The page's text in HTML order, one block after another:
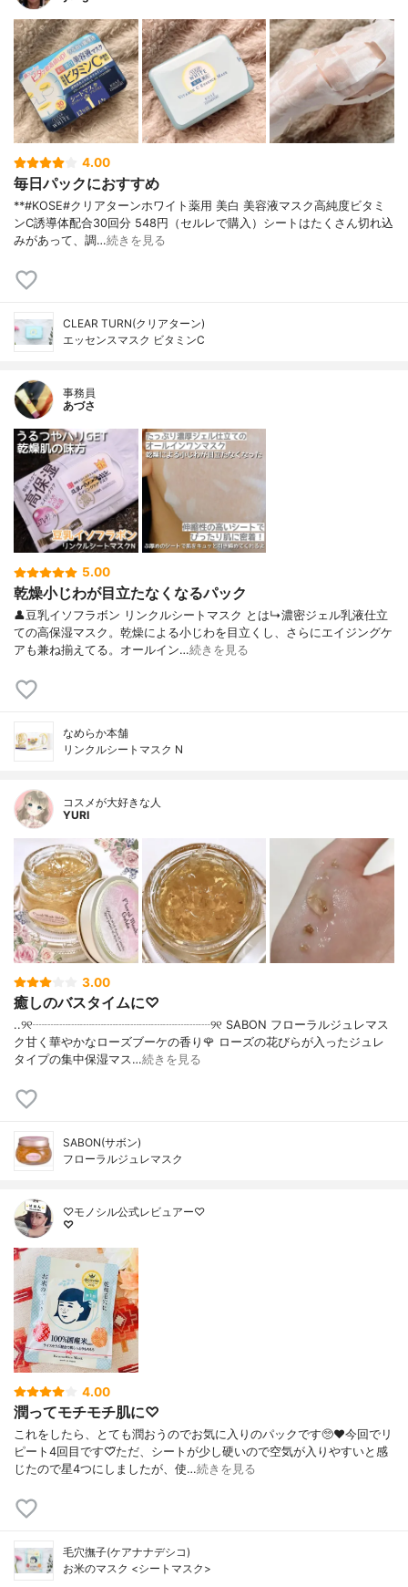
4.00
毎日パックにおすすめ
**#KOSE#クリアターンホワイト薬用 美白 美容液マスク高純度ビタミ
ンC誘導体配合⁡30回分 548円（セルレで購入）⁡シートはたくさん切れ込
みがあって、調…続きを見る
CLEAR TURN(クリアターン)
エッセンスマスク ビタミンC
事務員
あづさ
5.00
乾燥小じわが目立たなくなるパック
👤豆乳イソフラボン リンクルシートマスク とは↳濃密ジェル乳液仕立
ての高保湿マスク。乾燥による小じわを目立くし、さらにエイジングケ
アも兼ね揃えてる。オールイン…続きを見る
なめらか本舗
リンクルシートマスク N
コスメが大好きな人
YURI
3.00
癒しのバスタイムに♡
..୨୧┈┈┈┈┈┈┈┈┈┈┈┈┈┈┈୨୧ SABON フローラルジュレマス
ク甘く華やかなローズブーケの香り🌹 ローズの花びらが入ったジュレ
タイプの集中保湿マス…続きを見る
SABON(サボン)
フローラルジュレマスク
♡モノシル公式レビュアー♡
♡
4.00
潤ってモチモチ肌に♡
これをしたら、とても潤おうのでお気に入りのパックです🥺❤今回でリ
ピート4回目です♡⃛ただ、シートが少し硬いので空気が入りやすいと感
じたので星4つにしましたが、使…続きを見る
毛穴撫子(ケアナナデシコ)
お米のマスク <シートマスク>